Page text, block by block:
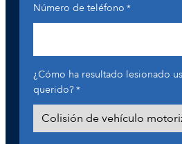
Número de teléfono *
¿Cómo ha resultado lesionado
querido?*